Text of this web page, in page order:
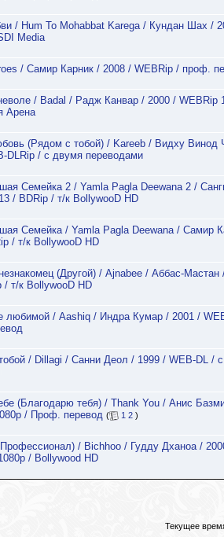
/ Hum To Mohabbat Karega / Кундан Шах /
Media
/ Самир Карник / 2008 / WEBRip / проф.
/ Badal / Радж Канвар / 2000 / WEBRip
Арена
(Рядом с тобой) / Kareeb / Видху Винод
DLRip / с двумя переводами
Семейка 2 / Yamla Pagla Deewana 2 /
/ BDRip / т/к BollywooD HD
Семейка / Yamla Pagla Deewana / Самир
/ т/к BollywooD HD
(Другой) / Ajnabee / Аббас-Мастан
/ т/к BollywooD HD
любимой / Aashiq / Индра Кумар / 2001 /
/ Dillagi / Санни Деол / 1999 / WEB-DL / с
(Благодарю тебя) / Thank You / Анис
/ Проф. перевод ( 1 2 )
/ Bichhoo / Гудду Дханоа /
/ Bollywood HD
Текущее